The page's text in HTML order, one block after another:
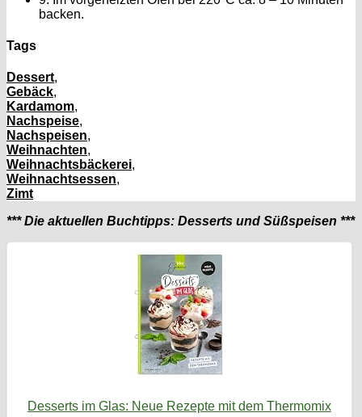
backen.
Tags
Dessert,
Gebäck,
Kardamom,
Nachspeise,
Nachspeisen,
Weihnachten,
Weihnachtsbäckerei,
Weihnachtsessen,
Zimt
*** Die aktuellen Buchtipps: Desserts und Süßspeisen ***
Desserts im Glas: Neue Rezepte mit dem Thermomix